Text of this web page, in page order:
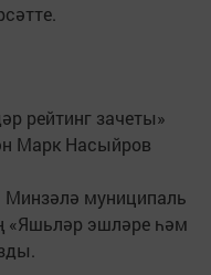
рейтинг зачеты»
Марк Насыйров
Минзәлә муниципаль
эшләре һәм